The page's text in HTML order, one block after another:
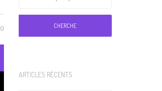
0 CHERCHE
ARTICLES RÉCENTS